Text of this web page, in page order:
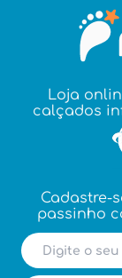
Loja
calçados
Cadastre-
passinho